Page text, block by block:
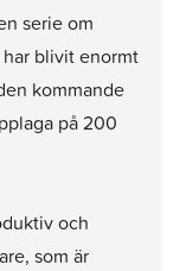
serie om
blivit enormt
kommande
på 200
och
som är